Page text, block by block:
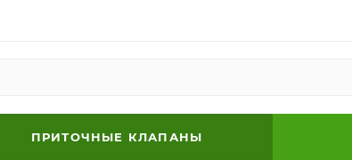
ПРИТОЧНЫЕ КЛАПАНЫ